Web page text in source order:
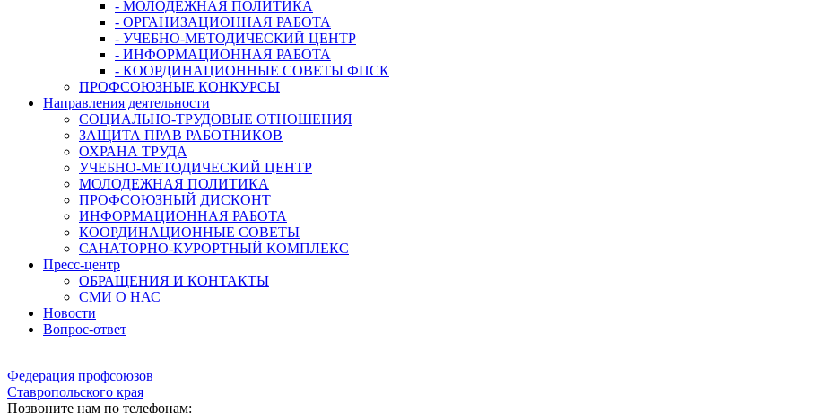
- МОЛОДЁЖНАЯ ПОЛИТИКА
- ОРГАНИЗАЦИОННАЯ РАБОТА
- УЧЕБНО-МЕТОДИЧЕСКИЙ ЦЕНТР
- ИНФОРМАЦИОННАЯ РАБОТА
- КООРДИНАЦИОННЫЕ СОВЕТЫ ФПСК
ПРОФСОЮЗНЫЕ КОНКУРСЫ
Направления деятельности
СОЦИАЛЬНО-ТРУДОВЫЕ ОТНОШЕНИЯ
ЗАЩИТА ПРАВ РАБОТНИКОВ
ОХРАНА ТРУДА
УЧЕБНО-МЕТОДИЧЕСКИЙ ЦЕНТР
МОЛОДЕЖНАЯ ПОЛИТИКА
ПРОФСОЮЗНЫЙ ДИСКОНТ
ИНФОРМАЦИОННАЯ РАБОТА
КООРДИНАЦИОННЫЕ СОВЕТЫ
САНАТОРНО-КУРОРТНЫЙ КОМПЛЕКС
Пресс-центр
ОБРАЩЕНИЯ И КОНТАКТЫ
СМИ О НАС
Новости
Вопрос-ответ
Федерация профсоюзов
Ставропольского края
Позвоните нам по телефонам: